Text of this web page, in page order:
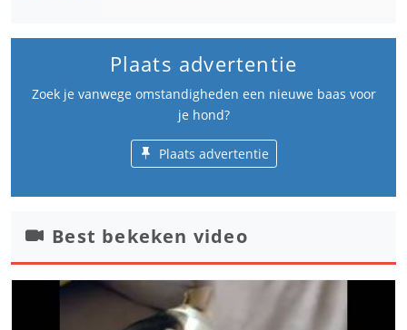
Plaats advertentie
Zoek je vanwege omstandigheden een nieuwe baas voor
je hond?
Plaats advertentie
Best bekeken video